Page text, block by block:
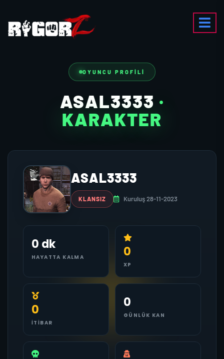
OYUNCU PROFILI
ASAL3333 ·
KARAKTER
ASAL3333
KLANSIZ Kuruluş 28-11-2023
0 dk
HAYATTA KALMA 0
XP
0
İTIBAR
0
GÜNLÜK KAN